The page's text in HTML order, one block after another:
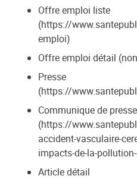
Offre emploi liste
(https://
emploi)
Offre emploi détail
Presse
(https://
Communique de presse
(https://
accident-vasculaire-
impacts-de-la-
Article détail